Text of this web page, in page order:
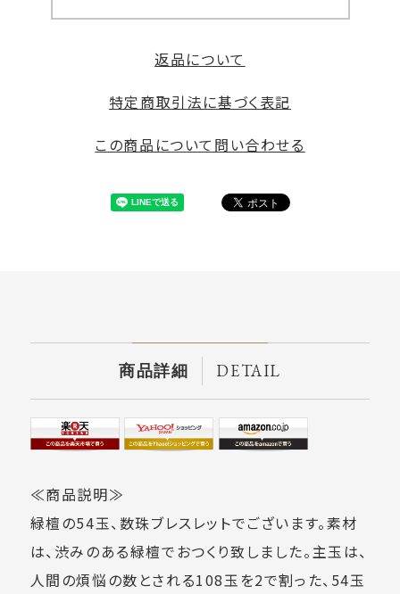
返品について
特定商取引法に基づく表記
この商品について問い合わせる
商品詳細 DETAIL
≪商品説明≫
緑檀の54玉、数珠ブレスレットでございます。素材
は、渋みのある緑檀でおつくり致しました。主玉は、
人間の煩悩の数とされる108玉を2で割った、54玉